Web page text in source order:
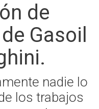
de
Gasoil
nadie lo
los trabajos